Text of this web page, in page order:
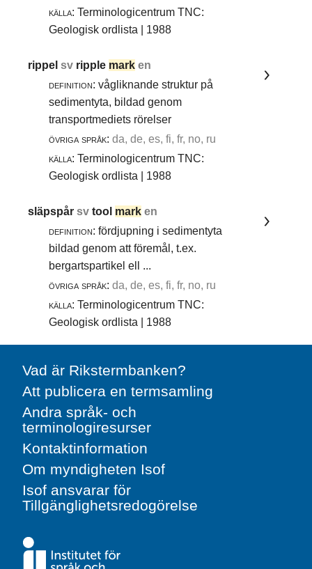
källa: Terminologicentrum TNC:
Geologisk ordlista | 1988
rippelsv ripple mark en
definition: vågliknande struktur på
sedimentyta, bildad genom
transportmediets rörelser
övriga språk: da, de, es, fi, fr, no, ru
källa: Terminologicentrum TNC:
Geologisk ordlista | 1988
släpspårsvtool mark en
definition: fördjupning i sedimentyta
bildad genom att föremål, t.ex.
bergartspartikel ell ...
övriga språk: da, de, es, fi, fr, no, ru
källa: Terminologicentrum TNC:
Geologisk ordlista | 1988
Vad är Rikstermbanken?
Att publicera en termsamling
Andra språk- och
terminologiresurser
Kontaktinformation
Om myndigheten Isof
Isof ansvarar för
Tillgänglighetsredogörelse